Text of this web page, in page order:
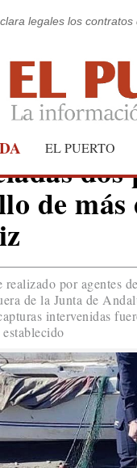
legales los
EL PUERTO
de
por agentes
de la Junta de
intervenidas